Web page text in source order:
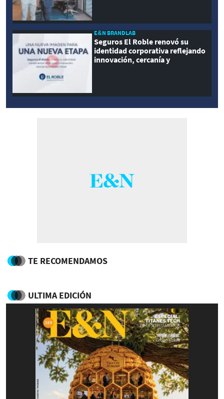
E&N BRANDLAB
Seguros El Roble renovó su
identidad corporativa reflejando
innovación, cercanía y
TE RECOMENDAMOS
ULTIMA EDICIÓN